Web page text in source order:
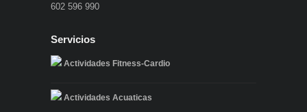
602 596 990
Servicios
Actividades Fitness-Cardio
Actividades Acuaticas